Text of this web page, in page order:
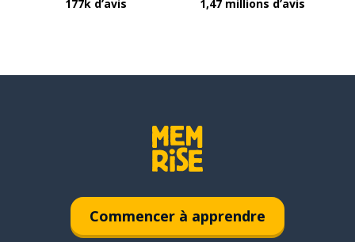
177k d’avis 1,47 millions d’avis
Commencer à apprendre